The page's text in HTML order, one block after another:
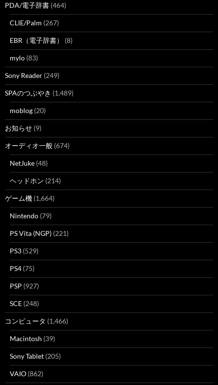
PDA/電子辞書 (464)
CLIE/Palm (267)
EBR（電子辞書） (8)
mylo (83)
Sony Reader (249)
SPAのつぶやき (1,489)
moblog (20)
お知らせ (9)
オーディオ一般 (674)
NetJuke (48)
ヘッドホン (214)
ゲーム機 (1,664)
Nintendo (79)
PS Vita (NGP) (221)
PS3 (529)
PS4 (75)
PSP (927)
SCE (248)
コンピュータ (1,466)
Macintosh (39)
Sony Tablet (205)
VAIO (862)